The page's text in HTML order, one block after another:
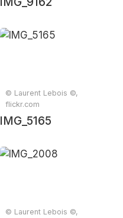
© Laurent Lebois ©,
flickr.com
IMG_5165
© Laurent Lebois ©,